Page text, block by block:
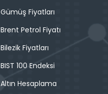
Gümüş Fiyatları
Brent Petrol Fiyatı
Bilezik Fiyatları
BIST 100 Endeksi
Altın Hesaplama